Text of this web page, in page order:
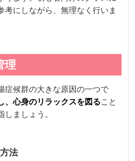
考にしながら、無理なく行いま
理
症候群の大きな原因の一つで
、心身のリラックスを図ること
しましょう。
法